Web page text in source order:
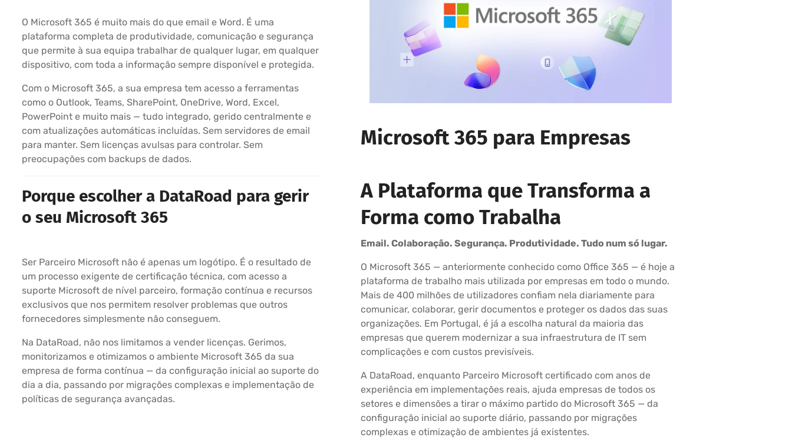
O Microsoft 365 é muito mais do que email e Word. É uma
plataforma completa de produtividade, comunicação e segurança
que permite à sua equipa trabalhar de qualquer lugar, em qualquer
dispositivo, com toda a informação sempre disponível e protegida.
Com o Microsoft 365, a sua empresa tem acesso a ferramentas
como o Outlook, Teams, SharePoint, OneDrive, Word, Excel,
PowerPoint e muito mais — tudo integrado, gerido centralmente e
com atualizações automáticas incluídas. Sem servidores de email
para manter. Sem licenças avulsas para controlar. Sem
preocupações com backups de dados.
Porque escolher a DataRoad para gerir
o seu Microsoft 365
Ser Parceiro Microsoft não é apenas um logótipo. É o resultado de
um processo exigente de certificação técnica, com acesso a
suporte Microsoft de nível parceiro, formação contínua e recursos
exclusivos que nos permitem resolver problemas que outros
fornecedores simplesmente não conseguem.
Na DataRoad, não nos limitamos a vender licenças. Gerimos,
monitorizamos e otimizamos o ambiente Microsoft 365 da sua
empresa de forma contínua — da configuração inicial ao suporte do
dia a dia, passando por migrações complexas e implementação de
políticas de segurança avançadas.
Microsoft 365 para Empresas
A Plataforma que Transforma a
Forma como Trabalha
Email. Colaboração. Segurança. Produtividade. Tudo num só lugar.
O Microsoft 365 — anteriormente conhecido como Office 365 — é hoje a
plataforma de trabalho mais utilizada por empresas em todo o mundo.
Mais de 400 milhões de utilizadores confiam nela diariamente para
comunicar, colaborar, gerir documentos e proteger os dados das suas
organizações. Em Portugal, é já a escolha natural da maioria das
empresas que querem modernizar a sua infraestrutura de IT sem
complicações e com custos previsíveis.
A DataRoad, enquanto Parceiro Microsoft certificado com anos de
experiência em implementações reais, ajuda empresas de todos os
setores e dimensões a tirar o máximo partido do Microsoft 365 — da
configuração inicial ao suporte diário, passando por migrações
complexas e otimização de ambientes já existentes.